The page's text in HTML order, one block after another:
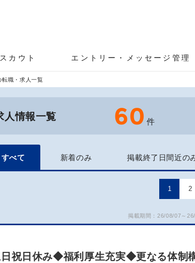
スカウト エントリー・メッセージ管理
転職・求人一覧
人情報一覧 60 件
すべて 新着のみ 掲載終了日間近の
1 2
掲載期間：26/08/07～
祝日休み◆福利厚生充実◆更なる体制